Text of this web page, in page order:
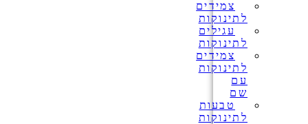
צמידים
לתינוקות
עגילים
לתינוקות
צמידים
לתינוקות
עם
שם
טבעות
לתינוקות